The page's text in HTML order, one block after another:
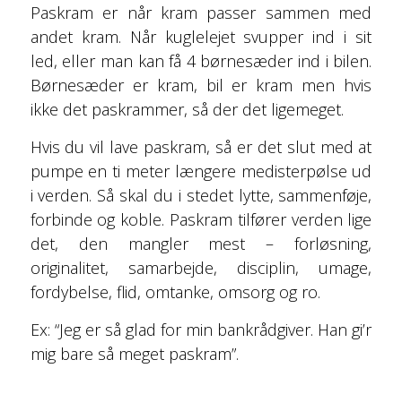
Paskram er når kram passer sammen med
andet kram. Når kuglelejet svupper ind i sit
led, eller man kan få 4 børnesæder ind i bilen.
Børnesæder er kram, bil er kram men hvis
ikke det paskrammer, så der det ligemeget.
Hvis du vil lave paskram, så er det slut med at
pumpe en ti meter længere medisterpølse ud
i verden. Så skal du i stedet lytte, sammenføje,
forbinde og koble. Paskram tilfører verden lige
det, den mangler mest – forløsning,
originalitet, samarbejde, disciplin, umage,
fordybelse, flid, omtanke, omsorg og ro.
Ex: “Jeg er så glad for min bankrådgiver. Han gi’r
mig bare så meget paskram”.